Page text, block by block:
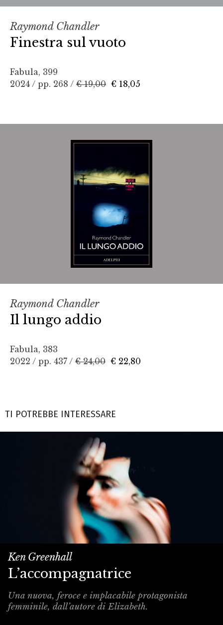
Raymond Chandler
Finestra sul vuoto
Fabula, 399
2024 / pp. 268 / € 19,00 € 18,05
Raymond Chandler
Il lungo addio
Fabula, 383
2022 / pp. 437 / € 24,00 € 22,80
TI POTREBBE INTERESSARE
Ken Greenhall
L’accompagnatrice
Una nuova, feroce e implacabile protagonista
femminile, dall’autore di Elizabeth.